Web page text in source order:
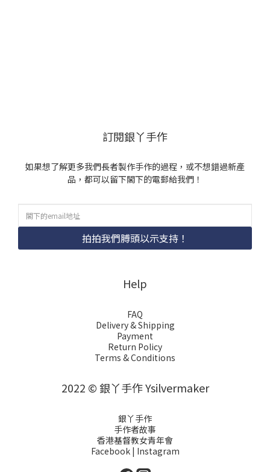
訂閱銀丫手作
如果想了解更多我們長者製作手作的過程，或不想錯過新產
品，都可以留下閣下的電郵給我們！
拍拍我們膊頭以示支持！
Help
FAQ
Delivery & Shipping
Payment
Return Policy
Terms & Conditions
2022 © 銀丫手作 Ysilvermaker
銀丫手作
手作者故事
香港基督教女青年會
Facebook | Instagram